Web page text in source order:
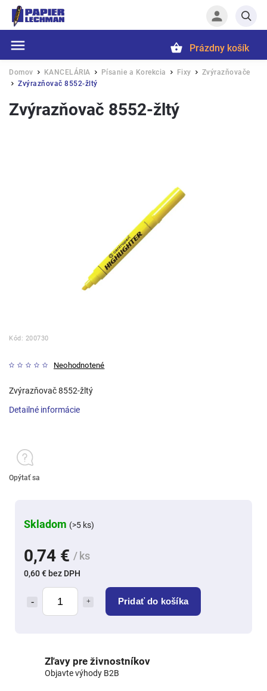
Hľadať
Prázdny košík
Domov / KANCELÁRIA / Písanie a Korekcia / Fixy /
Zvýrazňovače
/
Zvýrazňovač 8552-žltý
Zvýrazňovač 8552-žltý
Kód: 200730
Neohodnotené
0,74 € / ks
0,60 € bez DPH
Pridať do košíka
Skladom (>5 ks)
Zvýrazňovač 8552-žltý
Detailné informácie
Opýtať sa
Zľavy pre živnostníkov
Objavte výhody B2B